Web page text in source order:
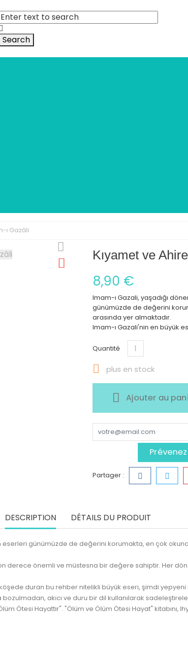
Search
ı Gazâli
Kıyamet ve
8,90 €
Imam-ı Gazali, yaşadığı
günümüzde de değerini
arasında yer almaktadır.
Imam-ı Gazali'nin en büyük
Quantité
 plus en stock
Ajouter au
Partager :
DESCRIPTION DÉTAILS DU PRODUIT
eserleri günümüzde de değerini korumakta, en çok
derece önemli ve müstesna bir değere sahiptir. Her
duran bu rehber nitelikli büyük eseri, şimdi
akıcı ve duru bir dil kullanılarak
Hayattir". "Ölüm ve Ölüm Ötesi Hayat" kitabını,